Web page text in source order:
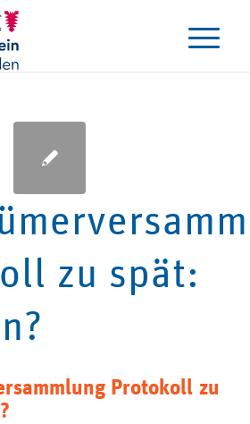
zu spät:
Protokoll zu